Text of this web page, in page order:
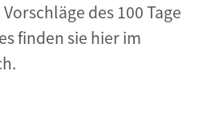
des 100 Tage
finden sie hier im